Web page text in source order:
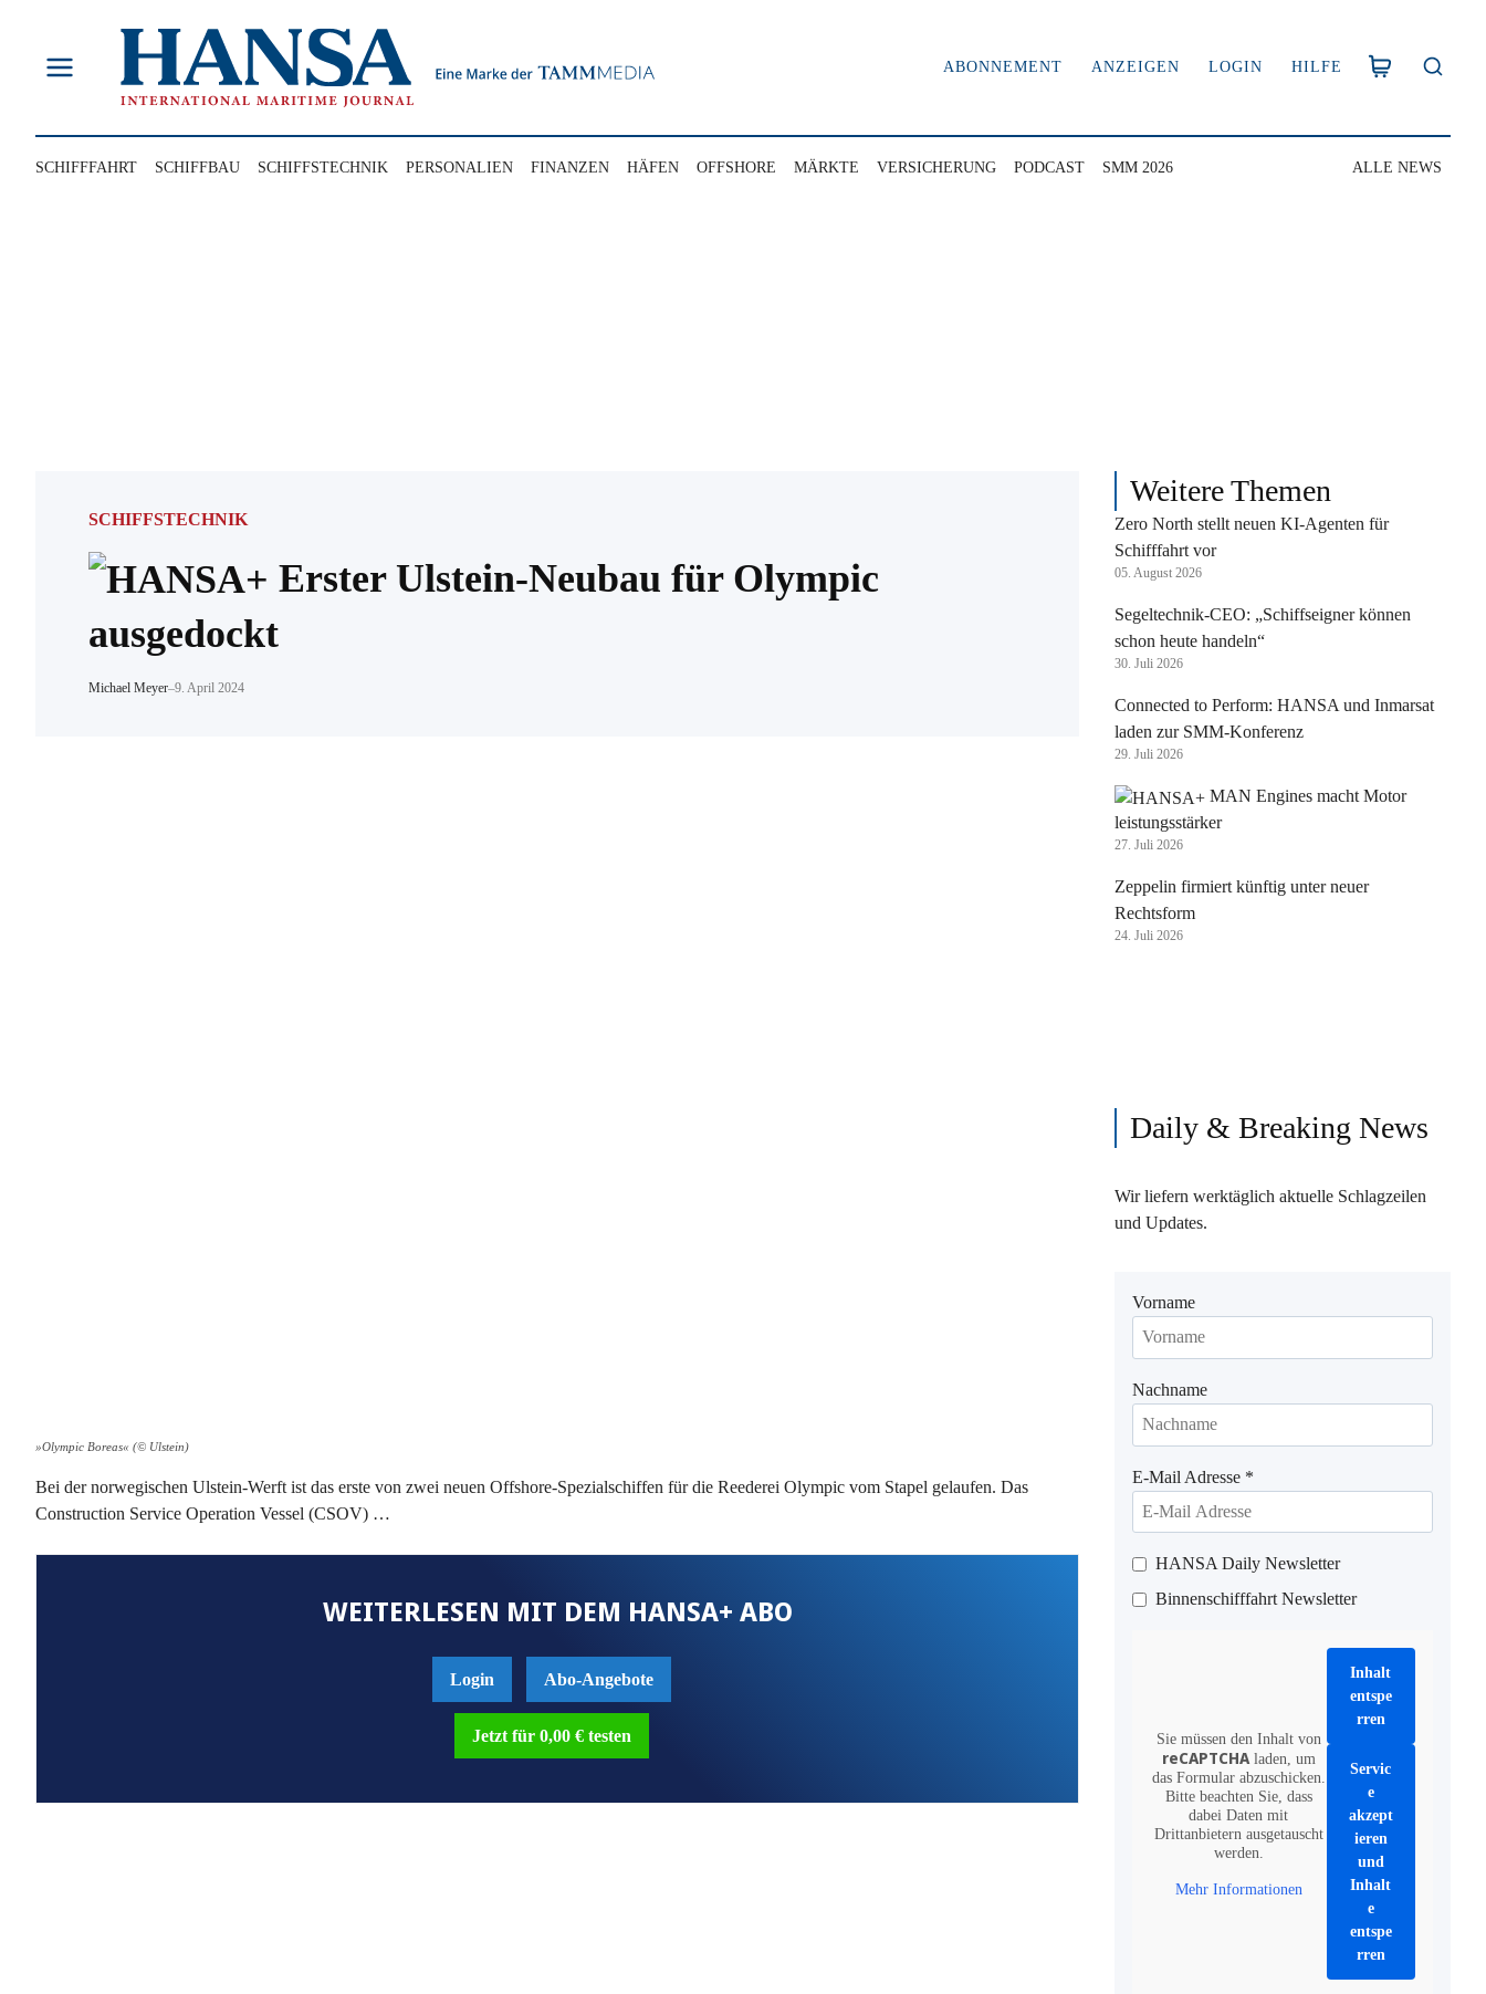
springen
ABONNEMENT ANZEIGEN LOGIN HILFE
SCHIFFFAHRT SCHIFFBAU SCHIFFSTECHNIK PERSONALIEN FINANZEN HÄFEN OFFSHORE MÄRKTE VERSICHERUNG PODCAST SMM 2026 ALLE NEWS
SCHIFFSTECHNIK
Erster Ulstein-Neubau für Olympic
ausgedockt
Michael Meyer–9. April 2024
»Olympic Boreas« (© Ulstein)
Bei der norwegischen Ulstein-Werft ist das erste von zwei neuen Offshore-Spezialschiffen für die Reederei Olympic vom Stapel gelaufen. Das
Construction Service Operation Vessel (CSOV) …
WEITERLESEN MIT DEM HANSA+ ABO
Login Abo-Angebote
Jetzt für 0,00 € testen
Weitere Themen
Zero North stellt neuen KI-Agenten für
Schifffahrt vor
05. August 2026
Segeltechnik-CEO: „Schiffseigner können
schon heute handeln“
30. Juli 2026
Connected to Perform: HANSA und Inmarsat
laden zur SMM-Konferenz
29. Juli 2026
MAN Engines macht Motor
leistungsstärker
27. Juli 2026
Zeppelin firmiert künftig unter neuer
Rechtsform
24. Juli 2026
Daily & Breaking News
Wir liefern werktäglich aktuelle Schlagzeilen
und Updates.
Vorname
Nachname
E-Mail Adresse *
HANSA Daily Newsletter
Binnenschifffahrt Newsletter
Sie müssen den Inhalt von
reCAPTCHAladen, um
das Formular abzuschicken.
Bitte beachten Sie, dass
dabei Daten mit
Drittanbietern ausgetauscht
werden.
Mehr Informationen
Inhalt
entspe
rren
Servic
e
akzept
ieren
und
Inhalt
e
entspe
rren